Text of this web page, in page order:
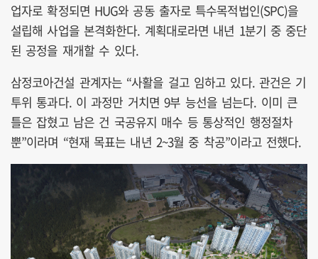
업자로 확정되면 HUG와 공동 출자로 특수목적법인(SPC)을
설립해 사업을 본격화한다. 계획대로라면 내년 1분기 중 중단
된 공정을 재개할 수 있다.
삼정코아건설 관계자는 “사활을 걸고 임하고 있다. 관건은 기
투위 통과다. 이 과정만 거치면 9부 능선을 넘는다. 이미 큰
틀은 잡혔고 남은 건 국공유지 매수 등 통상적인 행정절차
뿐”이라며 “현재 목표는 내년 2~3월 중 착공”이라고 전했다.